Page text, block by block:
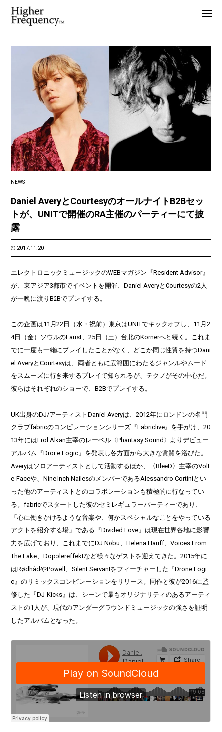
NEWS
Daniel AveryとCourtesyのオールナイトB2Bセッ
トが、UNITで開催のRA主催のパーティーにて披
露
2017.11.20
エレクトロニックミュージックのWEBマガジン『Resident Advisor』
が、東アジア3都市でイベントを開催、Daniel AveryとCourtesyの2人
が一晩に渡りB2Bでプレイする。
この企画は11月22日（水・祝前）東京はUNITでキックオフし、11月2
4日（金）ソウルのFaust、25日（土）台北のKornerへと続く。これま
でに一度も一緒にプレイしたことがなく、どこか同じ性質を持つDani
el AveryとCourtesyは、両者ともに広範囲にわたるジャンルやムード
をスムーズに行き来するプレイで知られるが、テクノがその中心だ。
彼らはそれぞれのショーで、B2Bでプレイする。
UK出身のDJ/アーティストDaniel Averyは、2012年にロンドンの名門
クラブfabricのコンピレーションシリーズ『Fabriclive』を手がけ、20
13年にはErol Alkan主宰のレーベル〈Phantasy Sound〉よりデビュー
アルバム『Drone Logic』を発表し各方面から大きな賞賛を浴びた。
Averyはソロアーティストとして活動するほか、〈BleeD〉主宰のVolt
e-Faceや、Nine Inch NailesのメンバーであるAlessandro Cortiniとい
った他のアーティストとのコラボレーションも積極的に行なってい
る。fabricでスタートした彼のセミレギュラーパーティーであり、
「心に働きかけるような音楽や、何かスペシャルなことをやっている
アクトを紹介する場」である『Divided Love』は現在世界各地に影響
力を広げており、これまでにDJ Nobu、Helena Hauff、Voices From
The Lake、Dopplereffektなど様々なゲストを迎えてきた。2015年に
はRødhådやPowell、Silent Servantをフィーチャーした『Drone Logi
c』のリミックスコンピレーションをリリース。同作と彼が2016に監
修した『DJ-Kicks』は、シーンで最もオリジナリティのあるアーティ
ストの1人が、現代のアンダーグラウンドミュージックの強さを証明
したアルバムとなった。
Interview
Highlight
Report